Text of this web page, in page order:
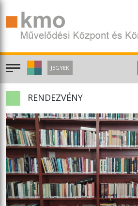
JEGYEK
RENDEZVÉNY